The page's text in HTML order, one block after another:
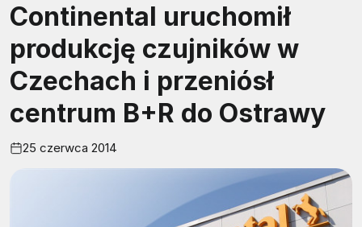
Continental uruchomił
produkcję czujników w
Czechach i przeniósł
centrum B+R do Ostrawy
25 czerwca 2014